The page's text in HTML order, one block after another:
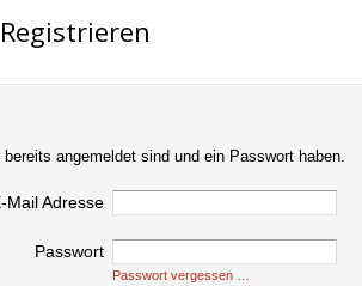
bereits angemeldet sind und ein Passwort haben.
Mail Adresse
Passwort
Passwort vergessen …